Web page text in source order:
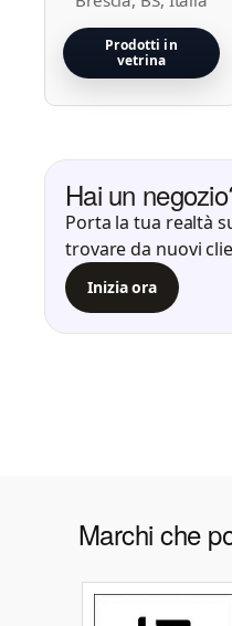
Hai un
Porta la tua realtà
trovare da nuovi
Inizia ora
Marchi che